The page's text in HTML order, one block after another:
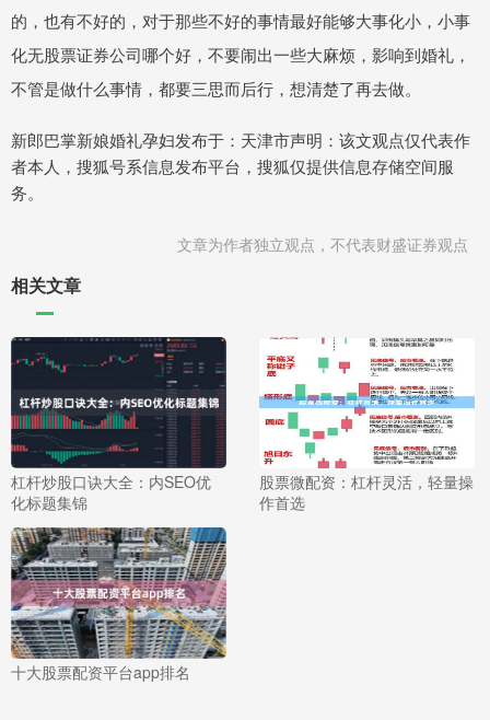
的，也有不好的，对于那些不好的事情最好能够大事化小，小事
化无股票证券公司哪个好，不要闹出一些大麻烦，影响到婚礼，
不管是做什么事情，都要三思而后行，想清楚了再去做。
新郎巴掌新娘婚礼孕妇发布于：天津市声明：该文观点仅代表作
者本人，搜狐号系信息发布平台，搜狐仅提供信息存储空间服
务。
文章为作者独立观点，不代表财盛证券观点
相关文章
杠杆炒股口诀大全：内SEO优
化标题集锦
股票微配资：杠杆灵活，轻量操
作首选
十大股票配资平台app排名